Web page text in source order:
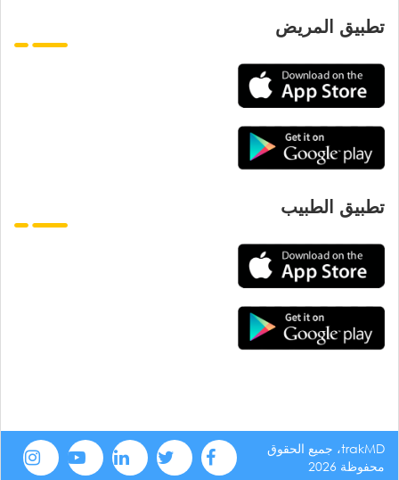
تطبيق المريض
تطبيق الطبيب
trakMD، جميع الحقوق
محفوظة 2026